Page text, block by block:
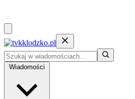
Wiadomości